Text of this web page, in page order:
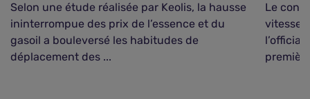
Selon une étude réalisée par Keolis, la hausse
ininterrompue des prix de l’essence et du
gasoil a bouleversé les habitudes de
déplacement des ...
Le
vitesse